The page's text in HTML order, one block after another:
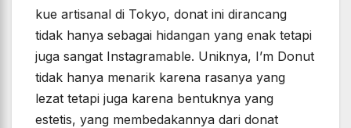
kue artisanal di Tokyo, donat ini dirancang
tidak hanya sebagai hidangan yang enak tetapi
juga sangat Instagramable. Uniknya, I’m Donut
tidak hanya menarik karena rasanya yang
lezat tetapi juga karena bentuknya yang
estetis, yang membedakannya dari donat